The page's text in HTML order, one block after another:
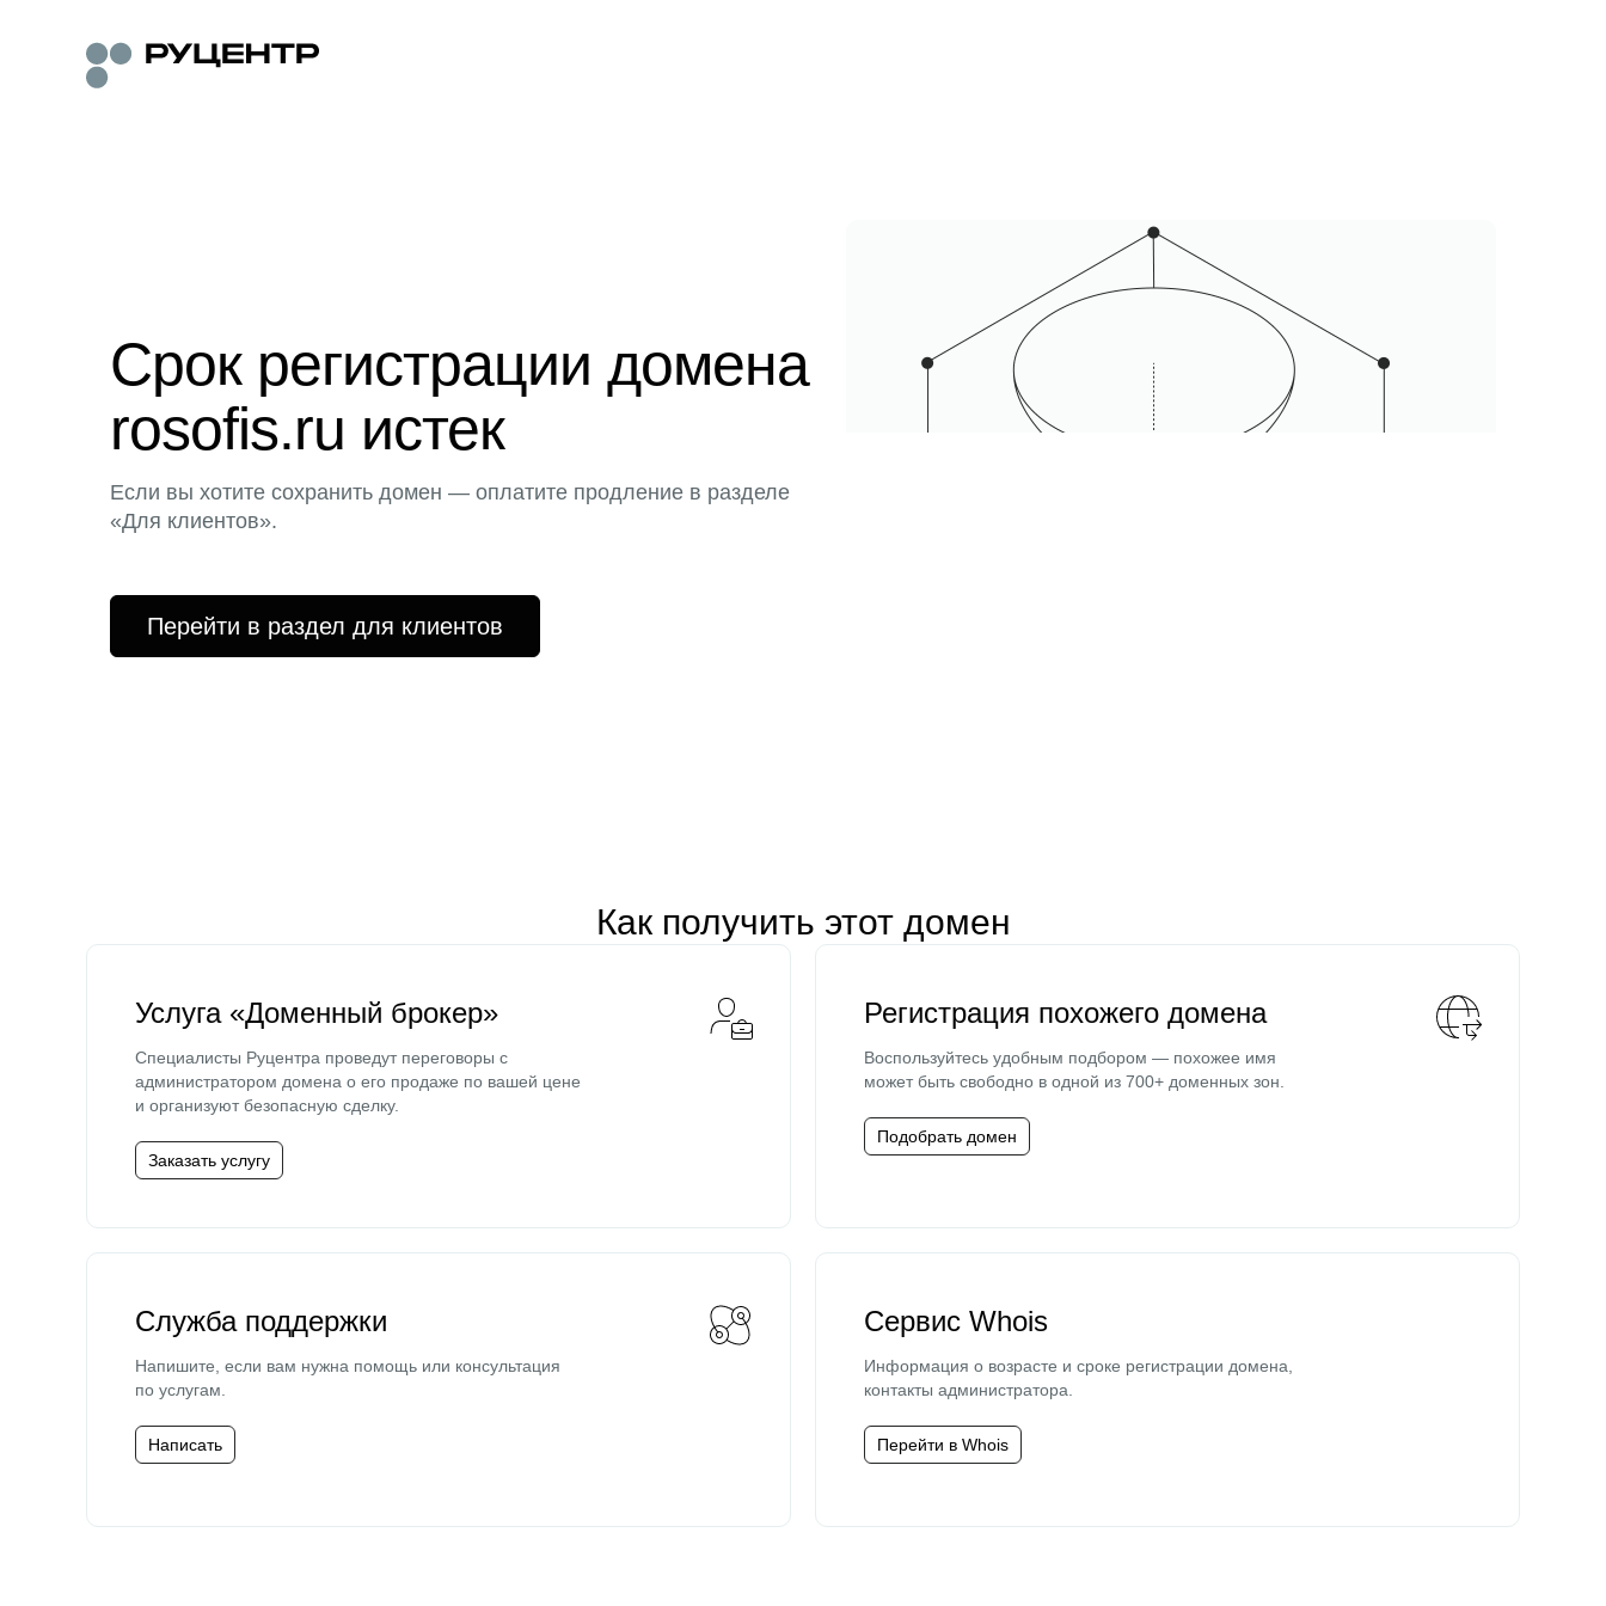
Срок регистрации домена
rosofis.ru истек
Если вы хотите сохранить домен — оплатите продление в разделе
«Для клиентов».
Перейти в раздел для клиентов
Как получить этот домен
Услуга «Доменный брокер»
Специалисты Руцентра проведут переговоры с
администратором домена о его продаже по вашей цене
и организуют безопасную сделку.
Заказать услугу
Регистрация похожего домена
Воспользуйтесь удобным подбором — похожее имя
может быть свободно в одной из 700+ доменных зон.
Подобрать домен
Служба поддержки
Напишите, если вам нужна помощь или консультация
по услугам.
Написать
Сервис Whois
Информация о возрасте и сроке регистрации домена,
контакты администратора.
Перейти в Whois